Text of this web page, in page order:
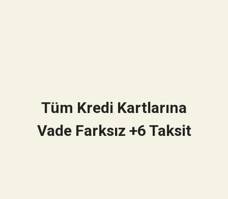
Tüm Kredi Kartlarına
Vade Farksız +6 Taksit